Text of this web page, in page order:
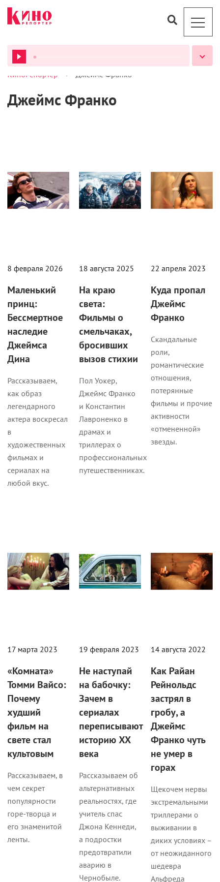
ВСЕ ПОДКАСТЫ
КиноРепортер > Джеймс Франко
Джеймс Франко
8 февраля 2026
Маленький
принц:
Бессмертное
наследие
Джеймса
Дина
Рассказываем,
как образ
легендарного
актера воскресал
в
художественных
фильмах и
сериалах на
любой вкус.
18 августа 2025
На краю
света:
Фильмы о
смельчаках,
бросивших
вызов стихии
Пол Уокер,
Джеймс Франко
и Константин
Лавроненко в
драмах и
триллерах о
профессиональных
путешественниках.
22 апреля 2023
Куда пропал
Джеймс
Франко
Скандальные
роли,
романтические
отношения,
потерянные
фильмы и прочие
активности
«отмененной»
звезды.
17 марта 2023
«Комната»
Томми Вайсо:
Почему
худший
фильм на
свете стал
культовым
Рассказываем, в
чем секрет
популярности
горе-творца и
его знаменитой
ленты.
19 февраля 2023
Не наступай
на бабочку:
Зачем в
сериалах
переписывают
историю XX
века
Рассказываем об
альтернативных
реальностях, где
учитель спас
Джона Кеннеди,
а подростки
предотвратили
аварию в
Чернобыле.
14 августа 2022
Как Райан
Рейнольдс
застрял в
гробу, а
Джеймс
Франко чуть
не умер в
горах
Щекочем нервы
экстремальными
триллерами о
выживании в
диких условиях –
от неожиданного
шедевра
Альфреда